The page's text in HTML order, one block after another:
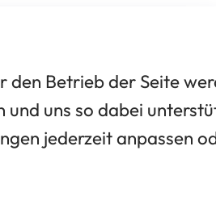
den Betrieb der Seite
und uns so dabei
jederzeit anpassen